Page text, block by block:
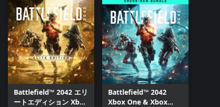
Battlefield™ 2042 エリ
ートエディション Xbox
Battlefield™ 2042
Xbox One & Xbox